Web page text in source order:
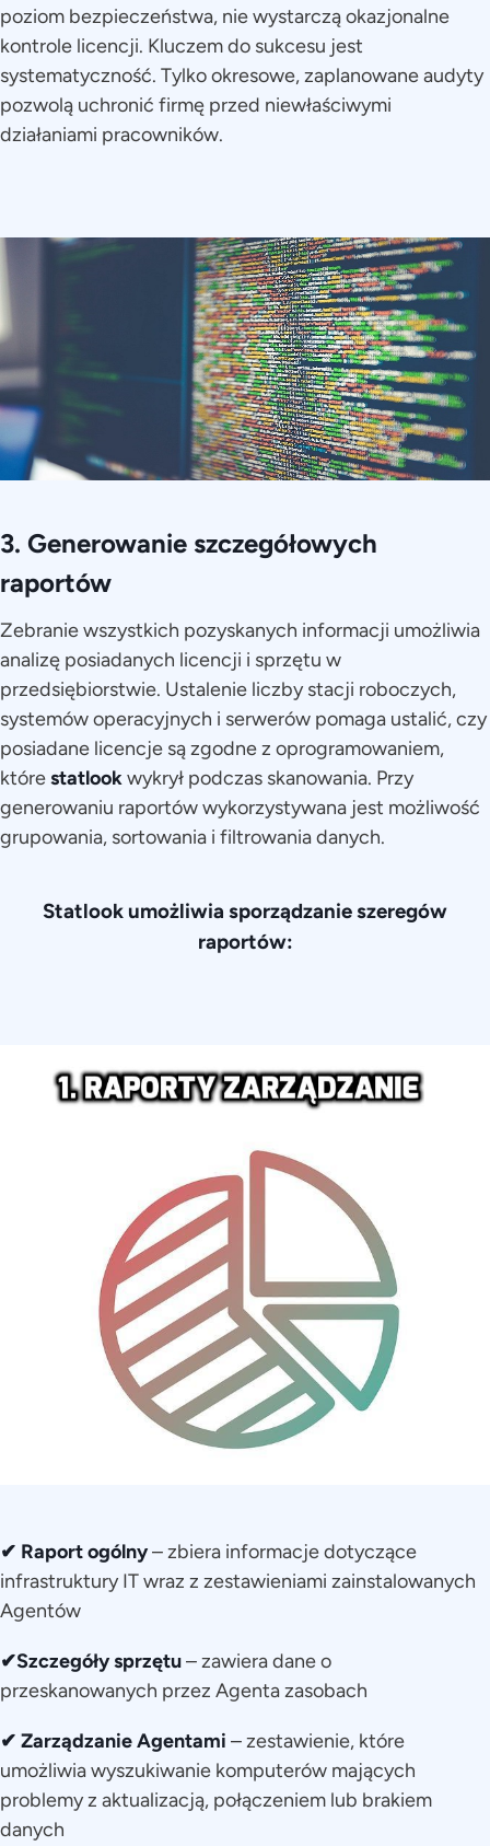
poziom bezpieczeństwa, nie wystarczą okazjonalne
kontrole licencji. Kluczem do sukcesu jest
systematyczność. Tylko okresowe, zaplanowane audyty
pozwolą uchronić firmę przed niewłaściwymi
działaniami pracowników.
3. Generowanie szczegółowych
raportów
Zebranie wszystkich pozyskanych informacji umożliwia
analizę posiadanych licencji i sprzętu w
przedsiębiorstwie. Ustalenie liczby stacji roboczych,
systemów operacyjnych i serwerów pomaga ustalić, czy
posiadane licencje są zgodne z oprogramowaniem,
którestatlookwykrył podczas skanowania. Przy
generowaniu raportów wykorzystywana jest możliwość
grupowania, sortowania i filtrowania danych.
Statlook umożliwia sporządzanie szeregów
raportów:
✔ Raport ogólny– zbiera informacje dotyczące
infrastruktury IT wraz z zestawieniami zainstalowanych
Agentów
✔Szczegóły sprzętu– zawiera dane o
przeskanowanych przez Agenta zasobach
✔ Zarządzanie Agentami – zestawienie, które
umożliwia wyszukiwanie komputerów mających
problemy z aktualizacją, połączeniem lub brakiem
danych